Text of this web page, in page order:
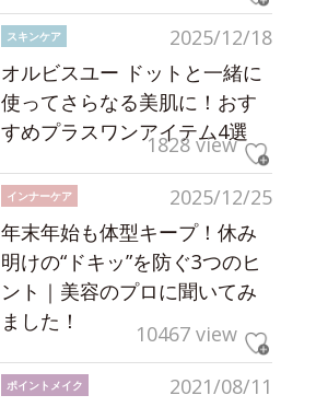
2025/12/18
スキンケア
オルビスユー ドットと一緒に
使ってさらなる美肌に！おす
すめプラスワンアイテム4選
1828 view
2025/12/25
インナーケア
年末年始も体型キープ！休み
明けの“ドキッ”を防ぐ3つのヒ
ント｜美容のプロに聞いてみ
ました！
10467 view
2021/08/11
ポイントメイク